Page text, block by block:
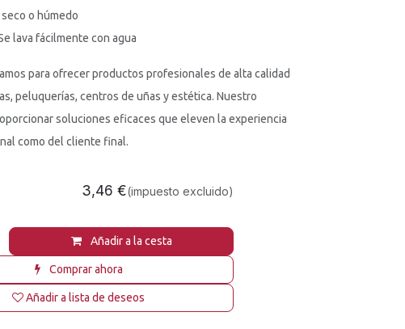
o húmedo
lava fácilmente con agua
para ofrecer productos profesionales de alta calidad
peluquerías, centros de uñas y estética. Nuestro
soluciones eficaces que eleven la experiencia
como del cliente final.
Añadir a la cesta
Comprar ahora
Añadir a lista de deseos
3,46 €(impuesto excluido)